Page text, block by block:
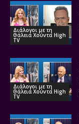
Διάλογοι με τη
Θάλεια Χούντα High
TV
Διάλογοι με τη
Θάλεια Χούντα High
TV